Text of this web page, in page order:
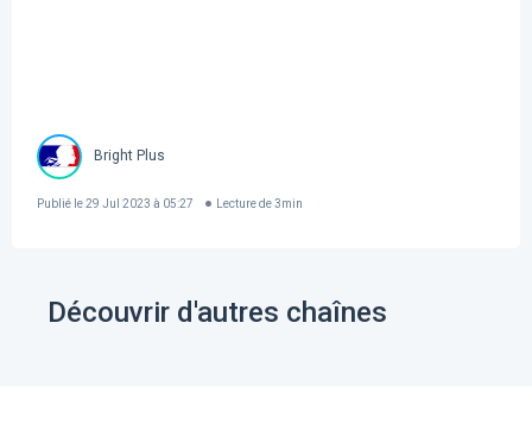
Bright Plus
Publié le29 Jul 2023 à 05:27 Lecture de 3min
Découvrir d'autres chaînes